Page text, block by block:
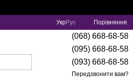
УкрРус Порівняння
(068) 668-68-58
(095) 668-68-58
(093) 668-68-58
Передзвонити вам?